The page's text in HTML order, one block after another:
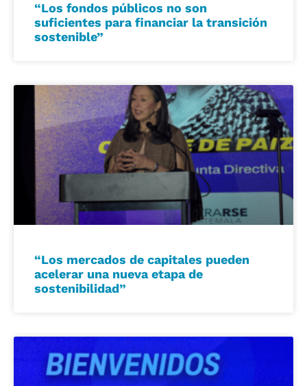
“Los fondos públicos no son
suficientes para financiar la transición
sostenible”
“Los mercados de capitales pueden
acelerar una nueva etapa de
sostenibilidad”